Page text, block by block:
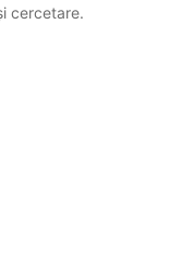
cercetare.